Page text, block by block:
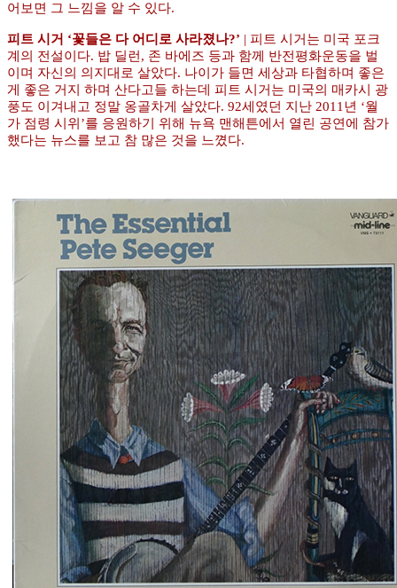
어보면 그 느낌을 알 수 있다.
피트 시거 ‘꽃들은 다 어디로 사라졌나?’ | 피트 시거는 미국 포크
계의 전설이다. 밥 딜런, 존 바에즈 등과 함께 반전평화운동을 벌
이며 자신의 의지대로 살았다. 나이가 들면 세상과 타협하며 좋은
게 좋은 거지 하며 산다고들 하는데 피트 시거는 미국의 매카시 광
풍도 이겨내고 정말 옹골차게 살았다. 92세였던 지난 2011년 ‘월
가 점령 시위’를 응원하기 위해 뉴욕 맨해튼에서 열린 공연에 참가
했다는 뉴스를 보고 참 많은 것을 느꼈다.